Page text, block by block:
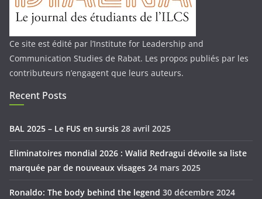
Ce site est édité par l’Institute for Leadership and
Communication Studies de Rabat. Les propos publiés par les
contributeurs n’engagent que leurs auteurs.
Recent Posts
BAL 2025 – Le FUS en sursis 28 avril 2025
Eliminatoires mondial 2026 : Walid Redragui dévoile sa liste
marquée par de nouveaux visages 24 mars 2025
Ronaldo: The body behind the legend 30 décembre 2024